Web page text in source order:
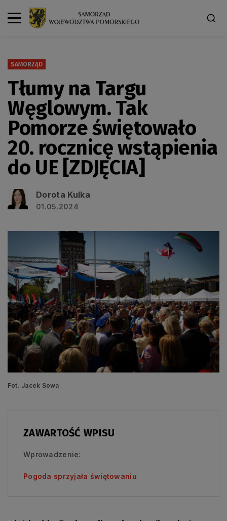
SAMORZĄD
Tłumy na Targu
Węglowym. Tak
Pomorze świętowało
20. rocznicę wstąpienia
do UE [ZDJĘCIA]
Dorota Kulka
01.05.2024
Fot. Jacek Sowa
ZAWARTOŚĆ WPISU
Wprowadzenie:
Pogoda sprzyjała świętowaniu